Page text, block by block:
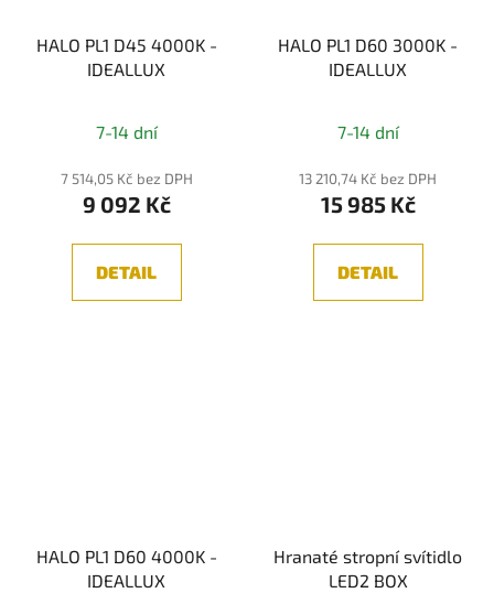
HALO PL1 D45 4000K -
IDEALLUX
7-14 dní
7 514,05 Kč bez DPH
9 092 Kč
DETAIL
HALO PL1 D60 3000K -
IDEALLUX
7-14 dní
13 210,74 Kč bez DPH
15 985 Kč
DETAIL
HALO PL1 D60 4000K -
IDEALLUX
Hranaté stropní svítidlo
LED2 BOX